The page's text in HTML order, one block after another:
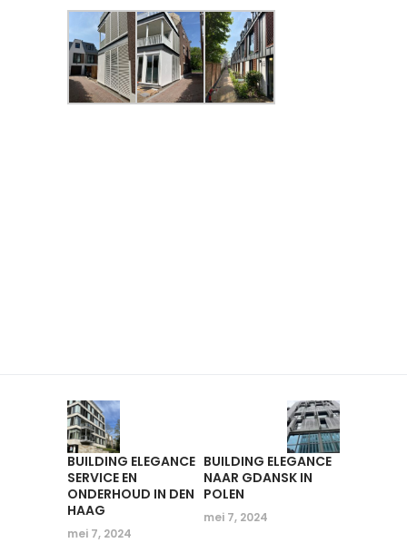
BUILDING ELEGANCE
SERVICE EN
ONDERHOUD IN DEN
HAAG
mei 7, 2024
BUILDING ELEGANCE
NAAR GDANSK IN
POLEN
mei 7, 2024